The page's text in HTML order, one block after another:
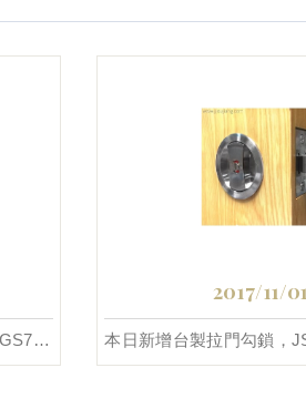
本日新增雙向緩衝 + 自動回關，『GS700-B』吊輪
2017/11/01